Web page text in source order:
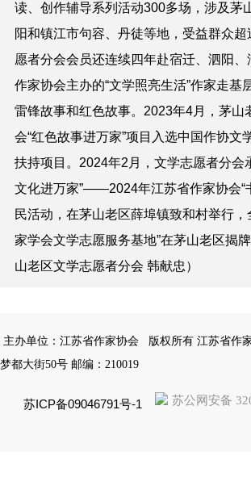
读、创作辅导系列活动300多场， 涉及茅
阳和镇江市句容、丹徒等地，受益群众
愿者分会会员还连续四年赴宿迁、泗阳
作家协会主办的“文学照亮生活”作家走基
雷锋故事和红色故事。2023年4月， 茅山
会“红色故事进万家”项目入选中国作协文
扶持项目。 2024年2月， 文学志愿者分会
文化进万家”——2024年江苏省作家协会“
民活动， 在茅山老区薛埠镇致和村举行，
家学会文学志愿服务基地”在茅山老区揭牌
山老区文学志愿者分会 韩献忠）
主办单位：江苏省作家协会 版权所有 江苏省作
梦都大街50号 邮编：210019
苏ICP备09046791号-1 苏公网安备